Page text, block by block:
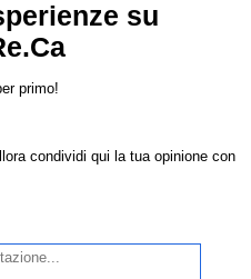
su
primo!
condividi qui la tua opinione con